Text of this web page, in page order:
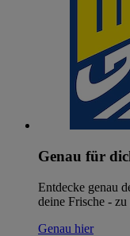
Genau für
Entdecke genau
deine Frische - zu
Genau hier